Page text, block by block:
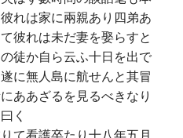
れは家に兩親あり四弟あ
彼れは未だ妻を娶らすと
徒か自ら云ふ十日を出で
に無人島に航せんと其冒
ああざるを見るべきなり
く